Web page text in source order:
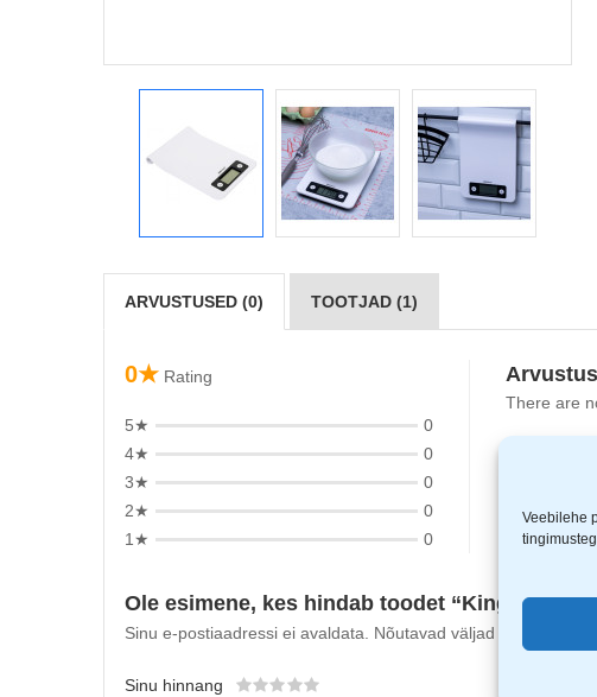
Veebilehe
ARVUSTUSED (0) TOOTJAD (1)
0★ Rating
5★
0
4★
0
3★
0
2★
0
1★
0
There are
Ole esimene, kes hindab toodet “King Hoff
Sinu e-postiaadressi ei avaldata. Nõutavad väljad on tähistatud
Sinu hinnang